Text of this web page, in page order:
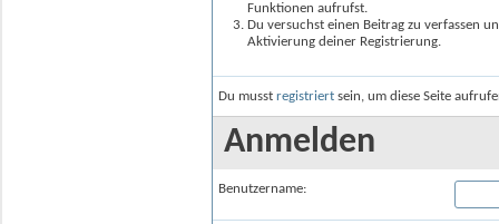
Funktionen aufrufst.
Du versuchst einen Beitrag zu verfassen
Aktivierung deiner Registrierung.
Du musst registriert sein, um diese Seite
Anmelden
Benutzername: